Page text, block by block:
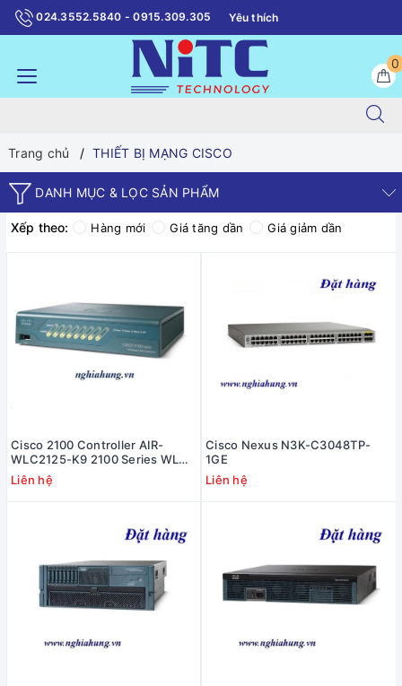
024.3552.5840 - 0915.309.305 Yêu thích
0
Trang chủ THIẾT BỊ MẠNG CISCO
DANH MỤC & LỌC SẢN PHẨM
Xếp theo: Hàng mới Giá tăng dần Giá giảm dần
Cisco 2100 Controller AIR-
WLC2125-K9 2100 Series WLAN
Controller
Liên hệ
Cisco Nexus N3K-C3048TP-
1GE
Liên hệ